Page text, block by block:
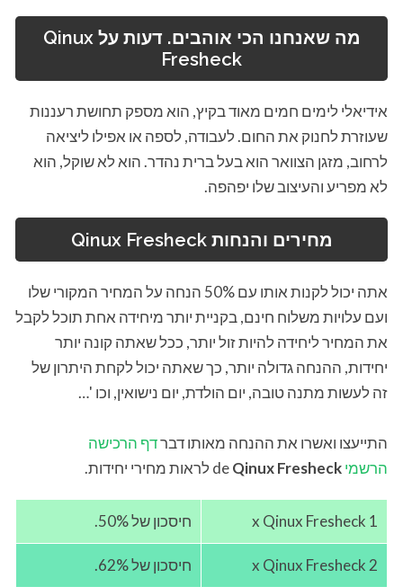
מה שאנחנו הכי אוהבים. דעות עלQinux
Fresheck
אידיאלי לימים חמים מאוד בקיץ, הוא מספק תחושת רעננות
שעוזרת לחנוק את החום. לעבודה, לספה או אפילו ליציאה
לרחוב, מזגן הצוואר הוא בעל ברית נהדר. הוא לא שוקל, הוא
לא מפריע והעיצוב שלו יפהפה.
מחירים והנחותQinux Fresheck
אתה יכול לקנות אותו עם 50% הנחה על המחיר המקורי שלו
ועם עלויות משלוח חינם, בקניית יותר מיחידה אחת תוכל לקבל
את המחיר ליחידה להיות זול יותר, ככל שאתה קונה יותר
יחידות, ההנחה גדולה יותר, כך שאתה יכול לקחת היתרון של
זה לעשות מתנה טובה, יום הולדת, יום נישואין, וכו '…
התייעצו ואשרו את ההנחה מאותו דברדף הרכישה
הרשמיQinux Fresheck לראות מחירי יחידות.
1 x Qinux Fresheck חיסכון של 50%.
2 x Qinux Fresheck חיסכון של 62%.